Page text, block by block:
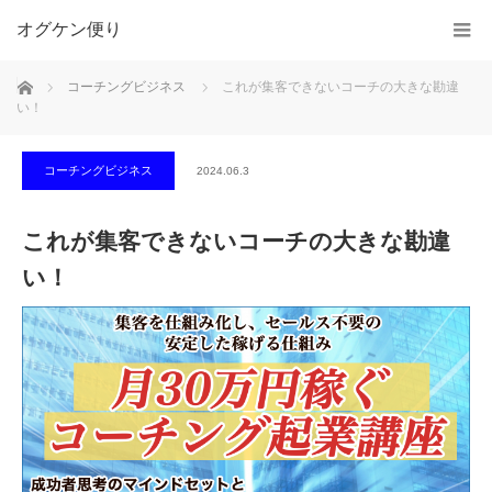
オグケン便り
ホーム コーチングビジネス
これが集客できないコーチの大きな勘違
い！
コーチングビジネス 2024.06.3
これが集客できないコーチの大きな勘違
い！